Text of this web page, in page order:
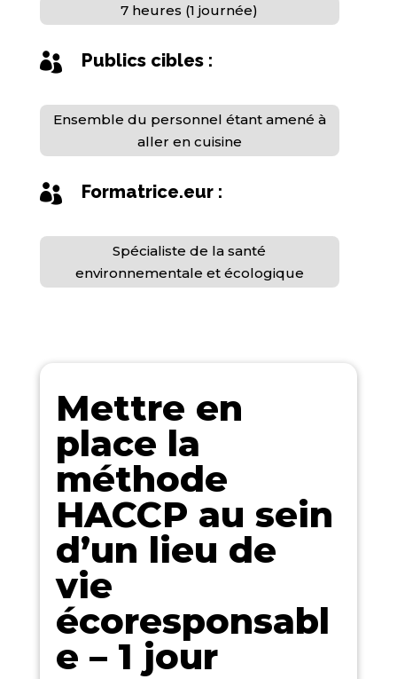
7 heures (1 journée)
 Publics cibles :
Ensemble du personnel étant amené à
aller en cuisine
 Formatrice.eur :
Spécialiste de la santé
environnementale et écologique
Mettre en
place la
méthode
HACCP au sein
d’un lieu de
vie
écoresponsabl
e – 1 jour